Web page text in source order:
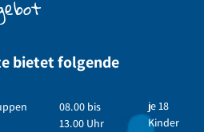
bietet folgende
08.00 bis
13.00 Uhr
je 18
Kinder